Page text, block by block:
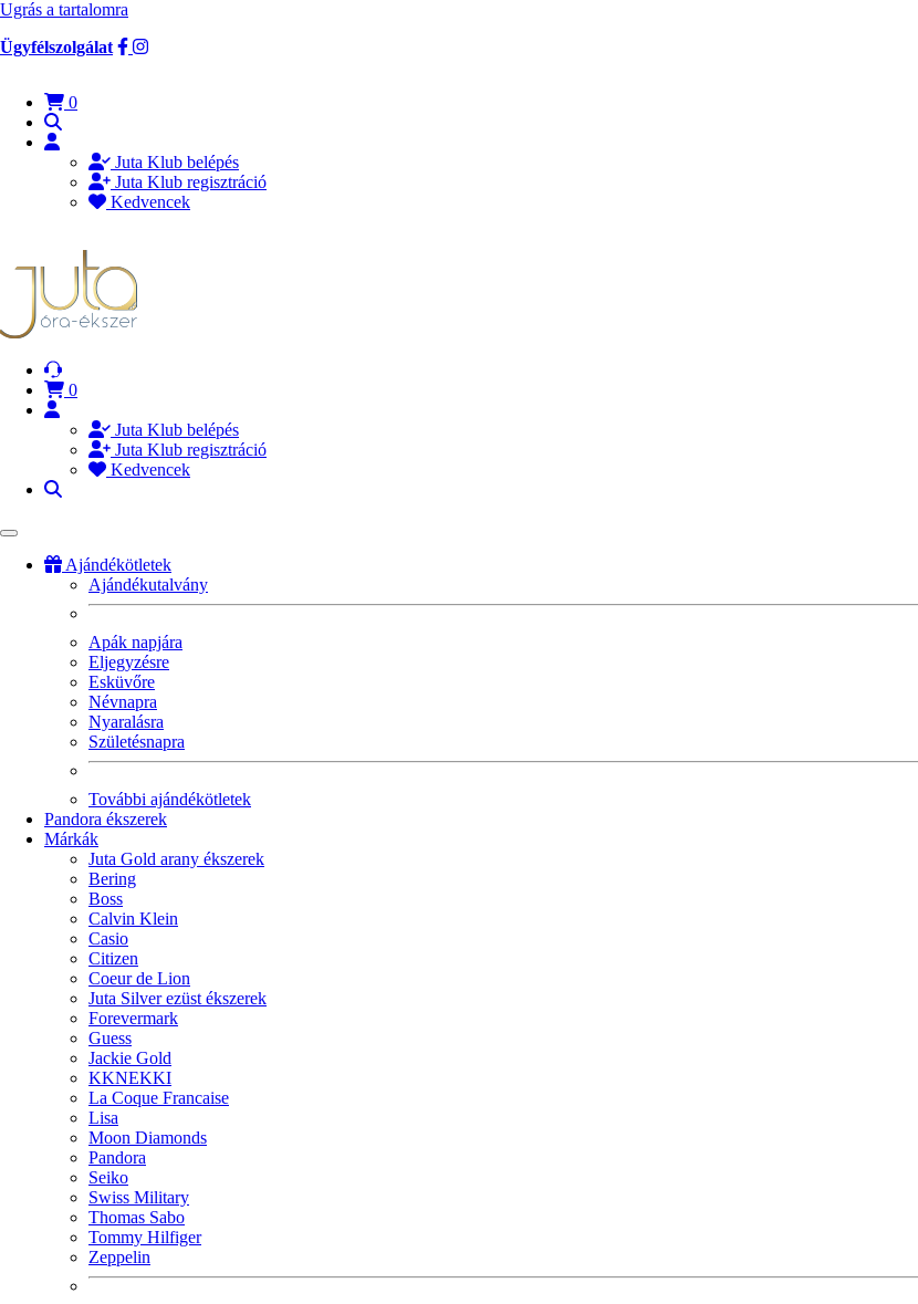
Ugrás a tartalomra
Ügyfélszolgálat
0
Juta Klub belépés
Juta Klub regisztráció
Kedvencek
0
Juta Klub belépés
Juta Klub regisztráció
Kedvencek
Ajándékötletek
Ajándékutalvány
Apák napjára
Eljegyzésre
Esküvőre
Névnapra
Nyaralásra
Születésnapra
További ajándékötletek
Pandora ékszerek
Márkák
Juta Gold arany ékszerek
Bering
Boss
Calvin Klein
Casio
Citizen
Coeur de Lion
Juta Silver ezüst ékszerek
Forevermark
Guess
Jackie Gold
KKNEKKI
La Coque Francaise
Lisa
Moon Diamonds
Pandora
Seiko
Swiss Military
Thomas Sabo
Tommy Hilfiger
Zeppelin